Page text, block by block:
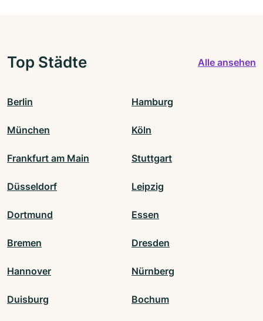
Top Städte Alle ansehen
Berlin Hamburg
München Köln
Frankfurt am Main Stuttgart
Düsseldorf Leipzig
Dortmund Essen
Bremen Dresden
Hannover Nürnberg
Duisburg Bochum